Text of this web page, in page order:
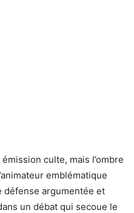
culte, mais l’ombre
emblématique
défense argumentée et
un débat qui secoue le